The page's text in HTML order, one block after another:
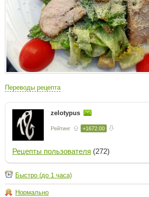
Переводы рецепта
zelotypus
Рейтинг +1672.00
Рецепты пользователя (272)
Быстро (до 1 часа)
Нормально